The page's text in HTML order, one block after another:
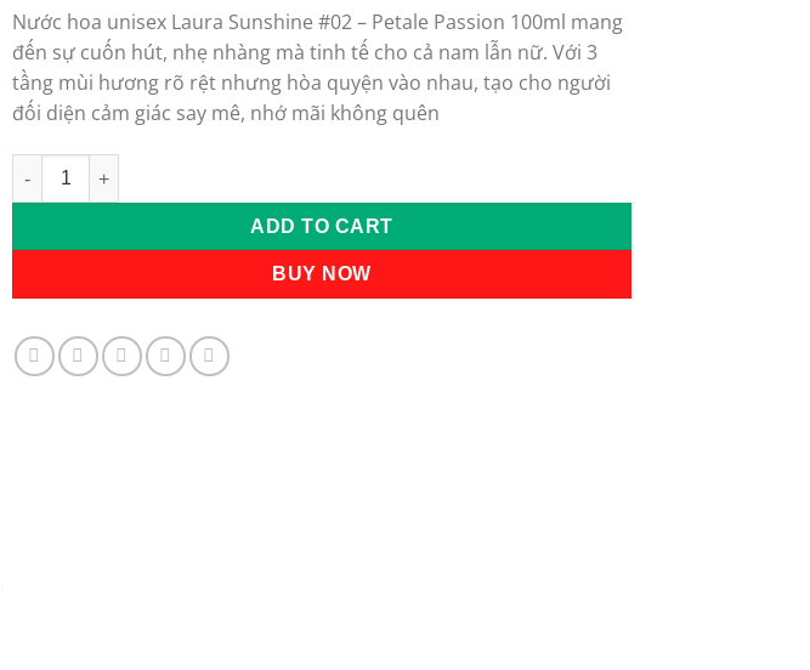
was:
180.00USD.
is:
125.99USD.
Nước hoa unisex Laura Sunshine #02 – Petale Passion 100ml mang
đến sự cuốn hút, nhẹ nhàng mà tinh tế cho cả nam lẫn nữ. Với 3
tầng mùi hương rõ rệt nhưng hòa quyện vào nhau, tạo cho người
đối diện cảm giác say mê, nhớ mãi không quên
Nước hoa unisex Laura Sunshine #02 - Petale Passion 100ml quantity
ADD TO CART
BUY NOW